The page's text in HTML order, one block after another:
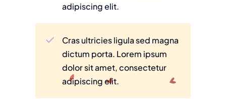
adipiscing elit.
Cras ultricies ligula sed magna
dictum porta. Lorem ipsum
dolor sit amet, consectetur
adipiscing elit.